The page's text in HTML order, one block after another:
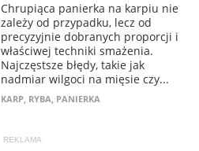
Chrupiąca panierka na karpiu nie
zależy od przypadku, lecz od
precyzyjnie dobranych proporcji i
właściwej techniki smażenia.
Najczęstsze błędy, takie jak
nadmiar wilgoci na mięsie czy...
KARP, RYBA, PANIERKA
REKLAMA